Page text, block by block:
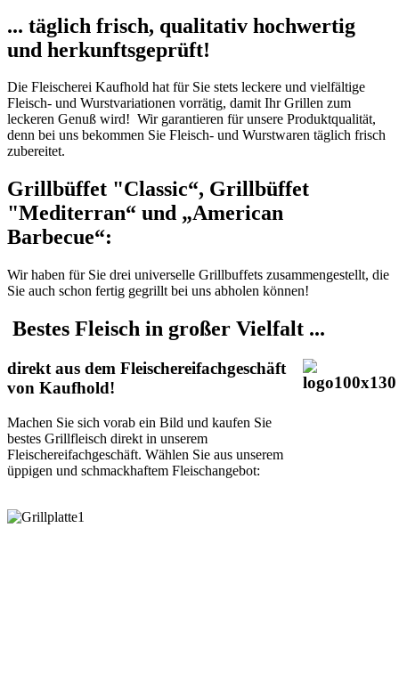
... täglich frisch, qualitativ hochwertig
und herkunftsgeprüft!
Die Fleischerei Kaufhold hat für Sie stets leckere und vielfältige
Fleisch- und Wurstvariationen vorrätig, damit Ihr Grillen zum
leckeren Genuß wird! Wir garantieren für unsere Produktqualität,
denn bei uns bekommen Sie Fleisch- und Wurstwaren täglich frisch
zubereitet.
Grillbüffet "Classic“, Grillbüffet
"Mediterran“ und „American
Barbecue“:
Wir haben für Sie drei universelle Grillbuffets zusammengestellt, die
Sie auch schon fertig gegrillt bei uns abholen können!
Bestes Fleisch in großer Vielfalt ...
direkt aus dem Fleischereifachgeschäft
von Kaufhold!
Machen Sie sich vorab ein Bild und kaufen Sie
bestes Grillfleisch direkt in unserem
Fleischereifachgeschäft. Wählen Sie aus unserem
üppigen und schmackhaftem Fleischangebot: